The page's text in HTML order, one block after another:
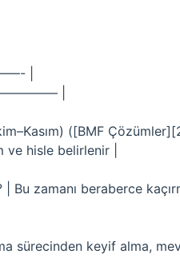
|
|
([BMF
ve hisle belirlenir |
Bu zamanı beraberce
sürecinden keyif alma,